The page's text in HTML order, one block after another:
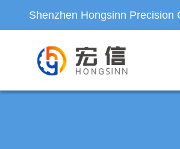
Shenzhen Hongsinn Precision